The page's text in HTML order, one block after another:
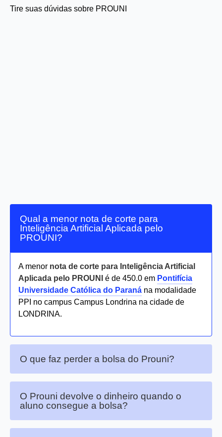
Tire suas dúvidas sobre PROUNI
Qual a menor nota de corte para
Inteligência Artificial Aplicada pelo
PROUNI?
A menor nota de corte para Inteligência Artificial
Aplicada pelo PROUNI
é de 450.0 em Pontifícia
Universidade Católica do Paraná na modalidade
PPI no campus Campus Londrina na cidade de
LONDRINA.
O que faz perder a bolsa do Prouni?
O Prouni devolve o dinheiro quando o
aluno consegue a bolsa?